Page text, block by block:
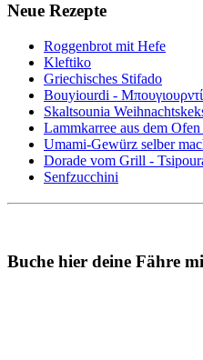
Neue Rezepte
Roggenbrot mit Hefe
Kleftiko
Griechisches Stifado
Bouyiourdi -
Skaltsounia
Lammkarree aus dem
Umami-Gewürz selber
Dorade vom Grill -
Senfzucchini
Buche hier deine Fähre